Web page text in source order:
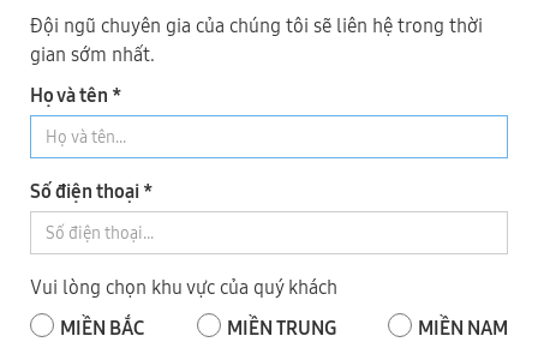
Đội ngũ chuyên gia của chúng tôi sẽ liên hệ trong thời
gian sớm nhất.
Họ và tên *
Số điện thoại *
Vui lòng chọn khu vực của quý khách
MIỀN BẮC
MIỀN TRUNG
MIỀN NAM
Tất niên Fuvico 2025!